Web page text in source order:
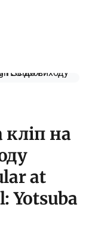
кліп на
at
Yotsuba